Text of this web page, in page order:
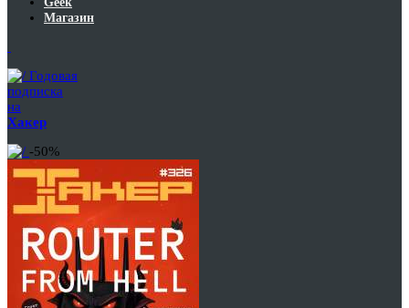
Магазин
Годовая
подписка
на
Хакер
-50%